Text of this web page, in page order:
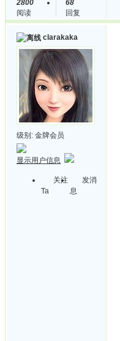
2800
阅读
68
回复
clarakaka
级别: 金牌会员
显示用户信息
关注
Ta
发消
息